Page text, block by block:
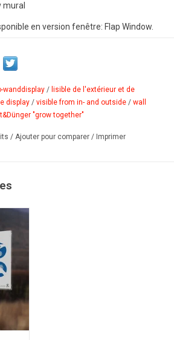
mural
en version fenêtre: Flap Window.
soins et la sécurité. Cadre à rabat
double face. Grâce à la fenêtre, vous
sur votre plan de contrôle.
avec autocollant double face
et transparentes
wanddisplay / lisible de l'extérieur et de
display / visible from in- and outside / wall
"grow together"
/ Ajouter pour comparer / Imprimer